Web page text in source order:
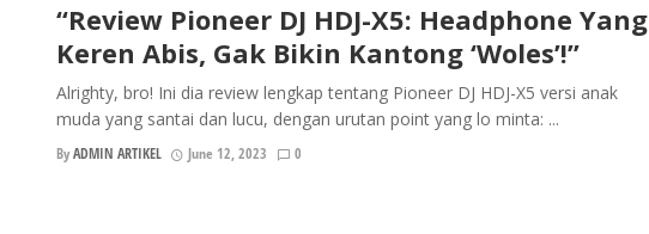
“Review Pioneer DJ HDJ-X5: Headphone Yang
Keren Abis, Gak Bikin Kantong ‘Woles’!”
Alrighty, bro! Ini dia review lengkap tentang Pioneer DJ HDJ-X5 versi anak
muda yang santai dan lucu, dengan urutan point yang lo minta: ...
ByADMIN ARTIKEL June 12, 2023 0